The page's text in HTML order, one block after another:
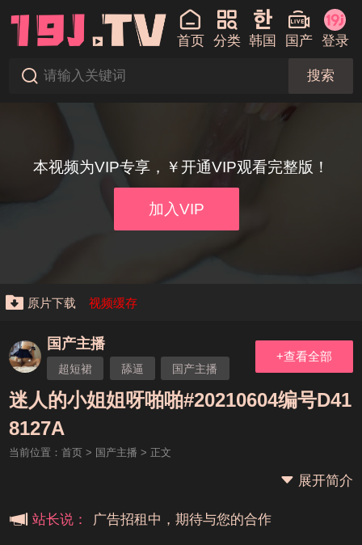
首页 分类 韩国 国产 登录
搜索
本视频为VIP专享，￥开通VIP观看完整版！
加入VIP
原片下载 视频缓存
国产主播
超短裙 舔逼
国产主播
迷人的小姐姐呀
+查看全部
迷人的小姐姐呀啪啪#20210604编号D41
8127A
当前位置： 首页> 国产主播 > 正文
展开简介
站长说： 广告招租中，期待与您的合作